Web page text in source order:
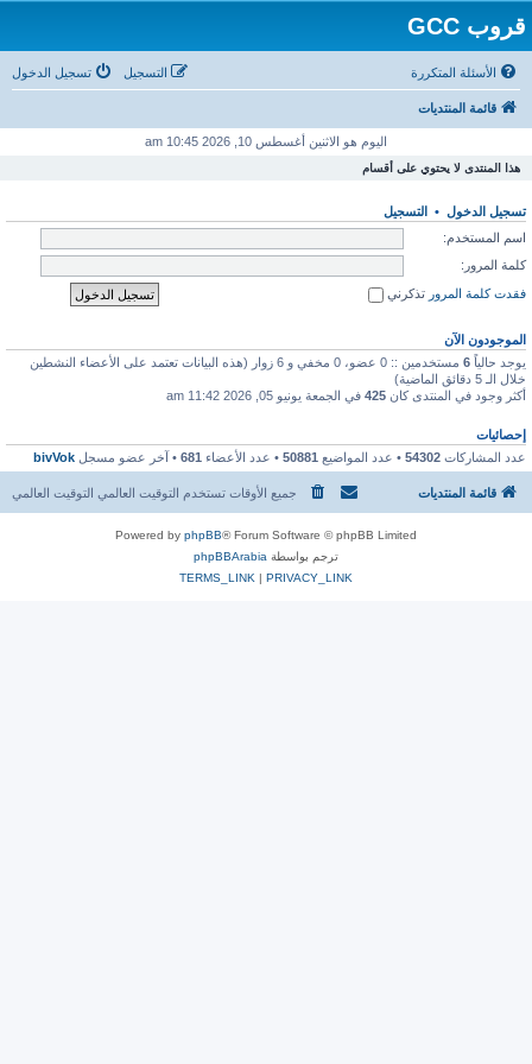
قروب GCC
الأسئلة المتكررة تسجيل الدخول التسجيل
قائمة المنتديات
اليوم هو الاثنين أغسطس 10, 2026 10:45 am
هذا المنتدى لا يحتوي على أقسام
تسجيل الدخول • التسجيل
اسم المستخدم:
كلمة المرور:
فقدت كلمة المرور تذكرني
الموجودون الآن
يوجد حالياً 6
مستخدمين :: 0 عضو، 0 مخفي و 6 زوار (هذه البيانات تعتمد على الأعضاء النشطين
خلال الـ 5 دقائق الماضية)
أكثر وجود في المنتدى كان 425 في الجمعة يونيو 05, 2026 11:42 am
إحصائيات
عدد المشاركات 54302 • عدد المواضيع 50881 • عدد الأعضاء 681 • آخر عضو مسجل bivVok
قائمة المنتديات جميع الأوقات تستخدم التوقيت العالمي التوقيت العالمي
Powered by phpBB® Forum Software © phpBB Limited
ترجم بواسطة phpBBArabia
PRIVACY_LINK
|
TERMS_LINK